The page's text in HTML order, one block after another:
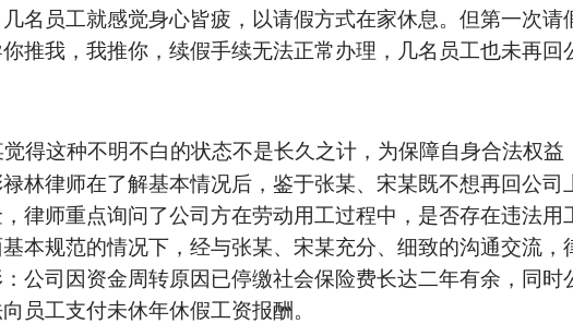
名员工就感觉身心皆疲，以请假方式在家休息。但第一次请
推我，我推你，续假手续无法正常办理，几名员工也未再回
觉得这种不明不白的状态不是长久之计，为保障自身合法权
林律师在了解基本情况后，鉴于张某、宋某既不想再回公司
律师重点询问了公司方在劳动用工过程中，是否存在违法用
本规范的情况下，经与张某、宋某充分、细致的沟通交流，
公司因资金周转原因已停缴社会保险费长达二年有余，同时
员工支付未休年休假工资报酬。